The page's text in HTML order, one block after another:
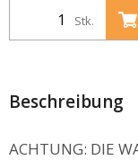
Stk.
Beschreibung
ACHTUNG: DIE